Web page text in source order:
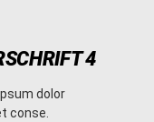
4
dolor
conse.